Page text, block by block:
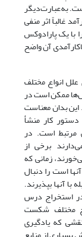
به‌عبارت‌دیگر
غالباً اثر منفی
با یک پارادوکس
آن واضح
انواع مختلف
ممکن است در
بدان معناست
کار منشأ
مرتبط است. در
برخی از
زمانی که
است را دنبال
با آنها بپذیرند.
استخراج درس
مختلف شکست
که یادگیری